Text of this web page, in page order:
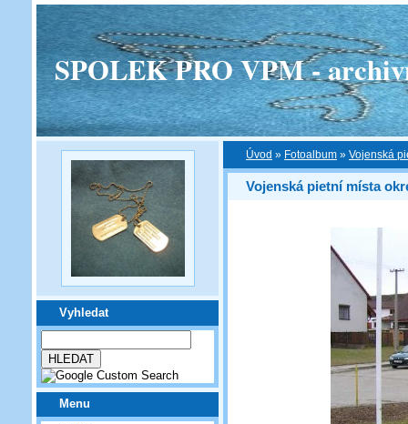
SPOLEK PRO VPM -
Vyhledat
Menu
Úvod » Fotoalbum » Vojenská
Vojenská pietní místa